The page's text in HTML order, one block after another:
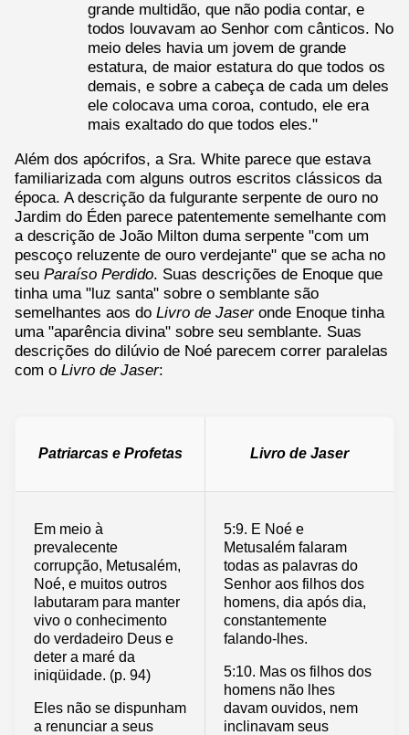
grande multidão, que não podia contar, e
todos louvavam ao Senhor com cânticos. No
meio deles havia um jovem de grande
estatura, de maior estatura do que todos os
demais, e sobre a cabeça de cada um deles
ele colocava uma coroa, contudo, ele era
mais exaltado do que todos eles."
Além dos apócrifos, a Sra. White parece que estava
familiarizada com alguns outros escritos clássicos da
época. A descrição da fulgurante serpente de ouro no
Jardim do Éden parece patentemente semelhante com
a descrição de João Milton duma serpente "com um
pescoço reluzente de ouro verdejante" que se acha no
seu Paraíso Perdido. Suas descrições de Enoque que
tinha uma "luz santa" sobre o semblante são
semelhantes aos do Livro de Jaseronde Enoque tinha
uma "aparência divina" sobre seu semblante. Suas
descrições do dilúvio de Noé parecem correr paralelas
com o Livro de Jaser:
Patriarcas e Profetas Livro de Jaser
Em meio à
prevalecente
corrupção, Metusalém,
Noé, e muitos outros
labutaram para manter
vivo o conhecimento
do verdadeiro Deus e
deter a maré da
iniqüidade. (p. 94)
Eles não se dispunham
a renunciar a seus
5:9. E Noé e
Metusalém falaram
todas as palavras do
Senhor aos filhos dos
homens, dia após dia,
constantemente
falando-lhes.
5:10. Mas os filhos dos
homens não lhes
davam ouvidos, nem
inclinavam seus